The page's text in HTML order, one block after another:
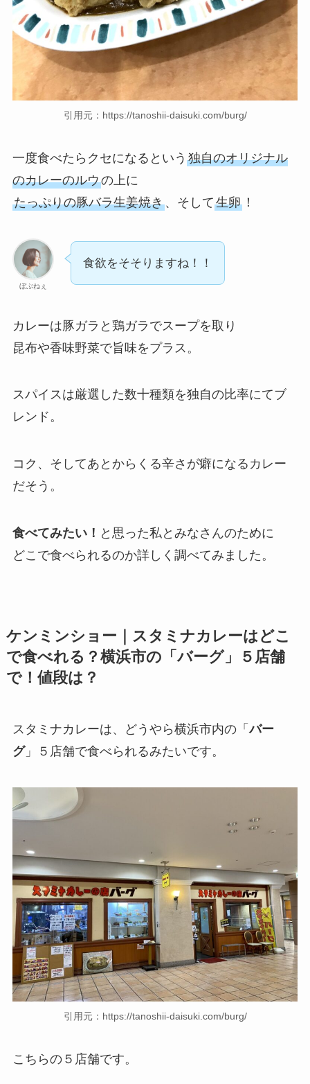
引用元：https://tanoshii-daisuki.com/burg/
一度食べたらクセになるという 独自のオリジナル
のカレーのルウの上に
たっぷりの豚バラ生姜焼き、そして生卵！
ぼぶねぇ
食欲をそそりますね！！
カレーは豚ガラと鶏ガラでスープを取り
昆布や香味野菜で旨味をプラス。
スパイスは厳選した数十種類を独自の比率にてブ
レンド。
コク、そしてあとからくる辛さが癖になるカレー
だそう。
食べてみたい！ と思った私とみなさんのために
どこで食べられるのか詳しく調べてみました。
ケンミンショー｜スタミナカレーはどこ
で食べれる？横浜市の「バーグ」５店舗
で！値段は？
スタミナカレーは、どうやら横浜市内の「バー
グ」５店舗で食べられるみたいです。
引用元：https://tanoshii-daisuki.com/burg/
こちらの５店舗です。